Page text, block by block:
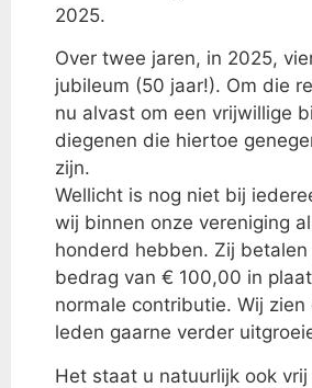
2025.
Over twee jaren, in 2025,
jubileum (50 jaar!). Om die
nu alvast om een vrijwillige
diegenen die hiertoe
zijn.
Wellicht is nog niet bij
wij binnen onze vereniging
honderd hebben. Zij betalen
bedrag van € 100,00 in
normale contributie. Wij zien
leden gaarne verder
Het staat u natuurlijk ook